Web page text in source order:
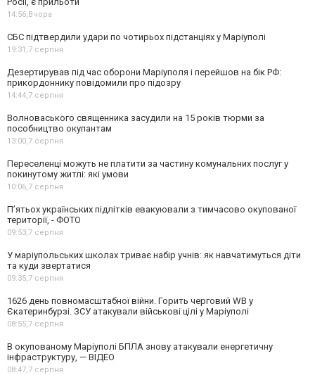
14:56,Вчора
СБС підтвердили удари по чотирьох підстанціях у Маріуполі
19:31,7 серпня
Дезертирував під час оборони Маріуполя і перейшов на бік РФ:
прикордоннику повідомили про підозру
14:44,7 серпня
Волноваського священника засудили на 15 років тюрми за
пособництво окупантам
13:00,7 серпня
Переселенці можуть не платити за частину комунальних послуг у
покинутому житлі: які умови
10:06,7 серпня
П’ятьох українських підлітків евакуювали з тимчасово окупованої
території, - ФОТО
09:53,7 серпня
У маріупольських школах триває набір учнів: як навчатимуться діти
та куди звертатися
09:35,7 серпня
1626 день повномасштабної війни. Горить черговий WB у
Єкатеринбурзі. ЗСУ атакували військові цілі у Маріуполі
08:55,7 серпня
В окупованому Маріуполі БПЛА знову атакували енергетичну
інфраструктуру, — ВІДЕО
08:47,7 серпня